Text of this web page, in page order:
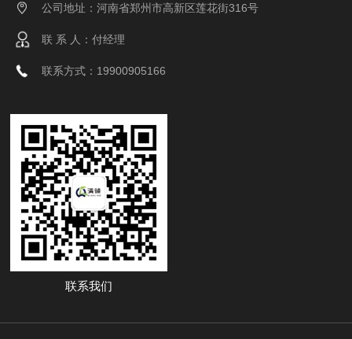
公司地址：河南省郑州市高新区莲花街316号
联 系 人：付经理
联系方式：19900905166
联系我们